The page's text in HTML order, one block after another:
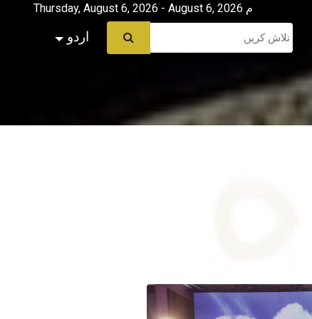
Thursday, August 6, 2026 - August 6, 2026 م
اردو